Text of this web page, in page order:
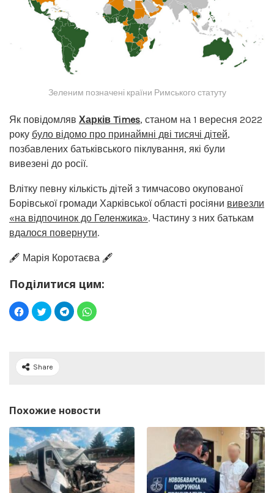
Зеленим позначені країни Римського статуту
Як повідомляв Харків Times, станом на 1 вересня 2022
року було відомо про принаймні дві тисячі дітей,
позбавлених батьківського піклування, які були
вивезені до росії.
Влітку певну кількість дітей з тимчасово окупованої
Борівської громади Харківської області росіяни вивезли
«на відпочинок до Геленжика». Частину з них батькам
вдалося повернути.
🖋️ Марія Коротаєва 🖋️
Поділитися цим:
Share
Похожие новости